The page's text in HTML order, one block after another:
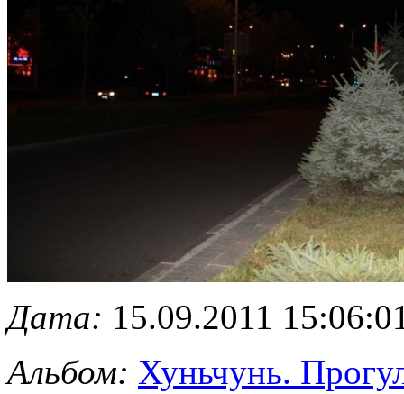
Дата: 15.09.2011
Альбом: Хуньчунь.